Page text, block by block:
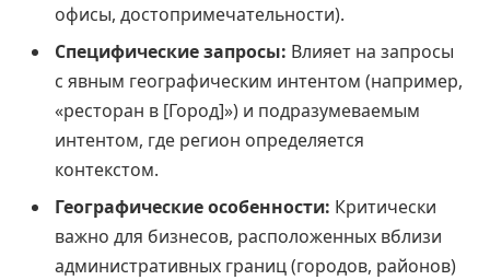
офисы, достопримечательности).
Специфические запросы: Влияет на запросы
с явным географическим интентом (например,
«ресторан в [Город]») и подразумеваемым
интентом, где регион определяется
контекстом.
Географические особенности: Критически
важно для бизнесов, расположенных вблизи
административных границ (городов, районов)